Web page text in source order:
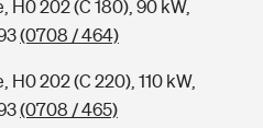
H0 202 (C 180), 90 kW,
(0708 / 464)
202 (C 220), 110 kW,
(0708 / 465)